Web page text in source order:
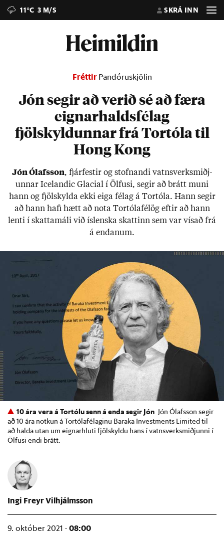
11°C 3 M/S SKRÁ INN
Fréttir Pandóruskjölin
Jón segir að verið sé að færa
eignarhaldsfélag
fjölskyldunnar frá Tortóla til
Hong Kong
Jón Ólafs­son, fjár­fest­ir og stofn­andi vatns­verk­smiðj­
unn­ar Icelandic Glacial í Ölfusi, seg­ir að brátt muni
hann og fjöl­skylda ekki eiga fé­lag á Tor­tóla. Hann seg­ir
að hann hafi hætt að nota Tor­tóla­fé­lög eft­ir að hann
lenti í skatta­máli við ís­lenska skatt­inn sem var vís­að frá
á end­an­um.
10 ára vera á Tortólu senn á enda segir Jón Jón Ólafsson segir
að 10 ára notkun á Tortólafélaginu Baraka Investments Limited til
að halda utan um eignarhluti fjölskyldu hans í vatnsverksmiðjunni í
Ölfusi endi brátt.
Ingi Freyr Vilhjálmsson
9. október 2021 · 08:00